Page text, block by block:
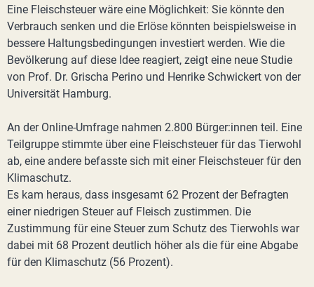
Eine Fleischsteuer wäre eine Möglichkeit: Sie könnte den
Verbrauch senken und die Erlöse könnten beispielsweise in
bessere Haltungsbedingungen investiert werden. Wie die
Bevölkerung auf diese Idee reagiert, zeigt eine neue Studie
von Prof. Dr. Grischa Perino und Henrike Schwickert von der
Universität Hamburg.
An der Online-Umfrage nahmen 2.800 Bürger:innen teil. Eine
Teilgruppe stimmte über eine Fleischsteuer für das Tierwohl
ab, eine andere befasste sich mit einer Fleischsteuer für den
Klimaschutz.
Es kam heraus, dass insgesamt 62 Prozent der Befragten
einer niedrigen Steuer auf Fleisch zustimmen. Die
Zustimmung für eine Steuer zum Schutz des Tierwohls war
dabei mit 68 Prozent deutlich höher als die für eine Abgabe
für den Klimaschutz (56 Prozent).